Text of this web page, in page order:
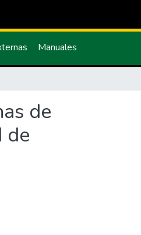
Manuales
de
de